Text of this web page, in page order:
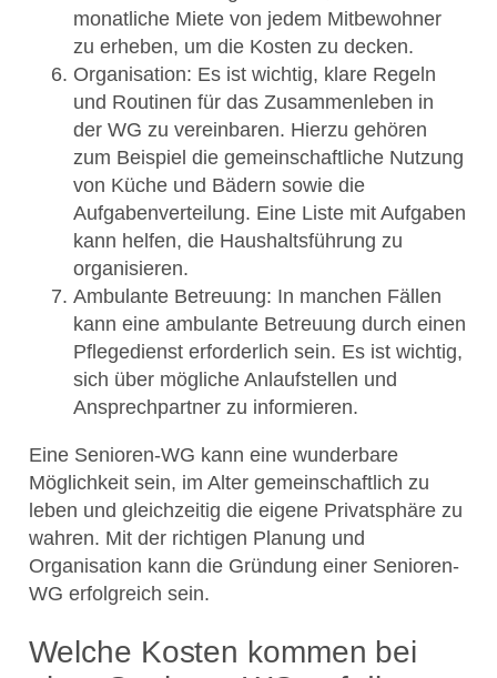
monatliche Miete von jedem Mitbewohner
zu erheben, um die Kosten zu decken.
Organisation: Es ist wichtig, klare Regeln
und Routinen für das Zusammenleben in
der WG zu vereinbaren. Hierzu gehören
zum Beispiel die gemeinschaftliche Nutzung
von Küche und Bädern sowie die
Aufgabenverteilung. Eine Liste mit Aufgaben
kann helfen, die Haushaltsführung zu
organisieren.
Ambulante Betreuung: In manchen Fällen
kann eine ambulante Betreuung durch einen
Pflegedienst erforderlich sein. Es ist wichtig,
sich über mögliche Anlaufstellen und
Ansprechpartner zu informieren.
Eine Senioren-WG kann eine wunderbare
Möglichkeit sein, im Alter gemeinschaftlich zu
leben und gleichzeitig die eigene Privatsphäre zu
wahren. Mit der richtigen Planung und
Organisation kann die Gründung einer Senioren-
WG erfolgreich sein.
Welche Kosten kommen bei